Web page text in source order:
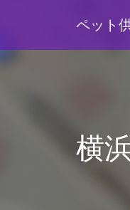
ペット
横